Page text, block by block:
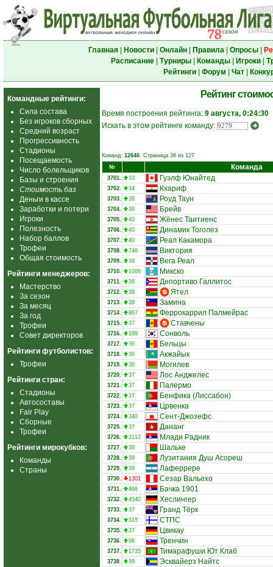
Главная| Новости| Онлайн| Правила| Опросы|
Расписание| Турниры| Команды| Игроки|
Рейтинги| Форум Чат|
Командные рейтинги:
Сила состава
Без игроков сборных
Средний возраст
Прогрессивность
Стадионы
Посещаемость
Число болельщиков
Базы и строения
Стоимость баз
Деньги в кассе
Заработки и потери
Игроки
Полезность
Набор баллов
Трофеи
Общая стоимость
Рейтинги менеджеров:
Мастерство
За сезон
За месяц
За год
Трофеи
Совет директоров
Рейтинги футболистов:
Трофеи
Рейтинги стран:
Стадионы
Автосоставы
Fair Play
Сборные
Трофеи
Рейтинги мирокубков:
Команды
Страны
Рейтинг
Время построения рейтинга: 9 августа, 0:24:30
Искать в этом рейтинге команду:
Команд: 12646. Страница 38 из 127
№
Команда
3701. 33 Гуэлф Юнайтед
3702. 34 Кхариф
3703. 38 Роуд Таун
3704. 39 Брейв
3705. 40 Жёнес Таитиенс
3706. 40 Динамик Тоголез
3707. 40 Реал Какамора
3708. 746 Виктория
3709. 39 Вега Реал
3710. 1066 Микско
3711. 38 Депортиво Галлитос
3712. 38 Ятел
3713. 38 Замина
3714. 867 Феррокаррил Палмейрас
3715. 37 Ставчены
3716. 189 Сонволь
3717. 36 Бельцы
3718. 36 Акжайык
3719. 36 Могилев
3720. 37 Лос Анджелес
3721. 37 Палермо
3722. 37 Бенфика (Лиссабон)
3723. 37 Црвенка
3724. 340 Сент-Джозефс
3725. 37 Дананг
3726. 2112 Млади Радник
3727. 38 Шальке
3728. 39 Лузитания Душ Асореш
3729. 39 Лаферрере
3730. 1301 Сезар Вальехо
3731. 468 Бачка 1901
3732. 4540 Хеслингер
3733. 37 Гранд Тёрк
3734. 315 СТПС
3735. 37 Цвикау
3736. 98 Тренчин
3737. 1735 Тимарафуши Ют Клаб
3738. 39 Эсквайерз Найтс